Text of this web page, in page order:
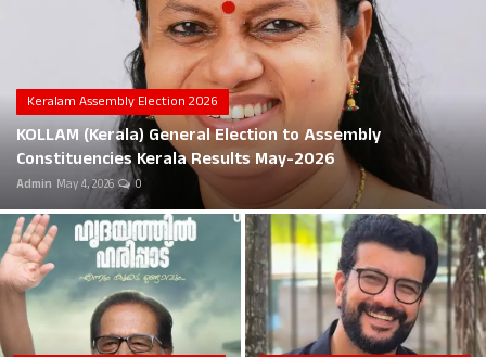
Career
Education
Business
Local News
Earn Money
Tutorials
Keralam Assembly Election 2026
KOLLAM (Kerala) General Election to Assembly
Constituencies Kerala Results May-2026
Admin May 4, 2026 0